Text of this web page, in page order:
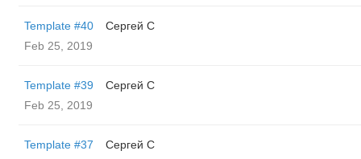
Template #40
Сергей С
Feb 25, 2019
Template #39
Сергей С
Feb 25, 2019
Template #37
Сергей С